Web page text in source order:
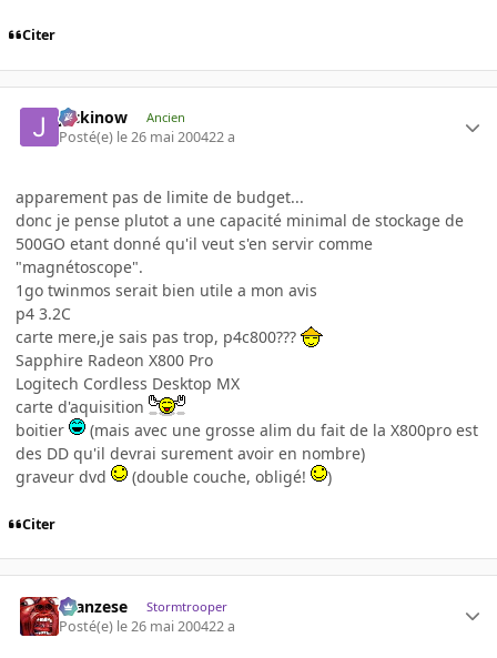
Citer
jackinow Ancien
Posté(e) le 26 mai 200422 a
apparement pas de limite de budget...
donc je pense plutot a une capacité minimal de stockage de
500GO etant donné qu'il veut s'en servir comme
"magnétoscope".
1go twinmos serait bien utile a mon avis
p4 3.2C
carte mere,je sais pas trop, p4c800???
Sapphire Radeon X800 Pro
Logitech Cordless Desktop MX
carte d'aquisition
boitier
(mais avec une grosse alim du fait de la X800pro est
des DD qu'il devrai surement avoir en nombre)
graveur dvd
(double couche, obligé! )
Citer
ilcanzese Stormtrooper
Posté(e) le 26 mai 200422 a